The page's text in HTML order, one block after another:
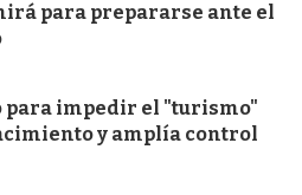
para prepararse ante el
impedir el "turismo"
y amplía control